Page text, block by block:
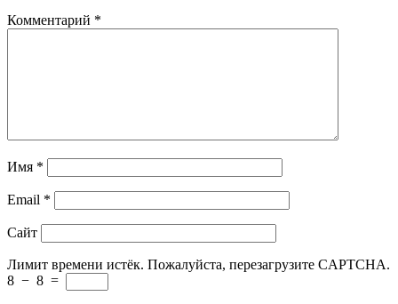
Комментарий *
Имя *
Email *
Сайт
Лимит времени истёк. Пожалуйста, перезагрузите CAPTCHA.
8 − 8 =